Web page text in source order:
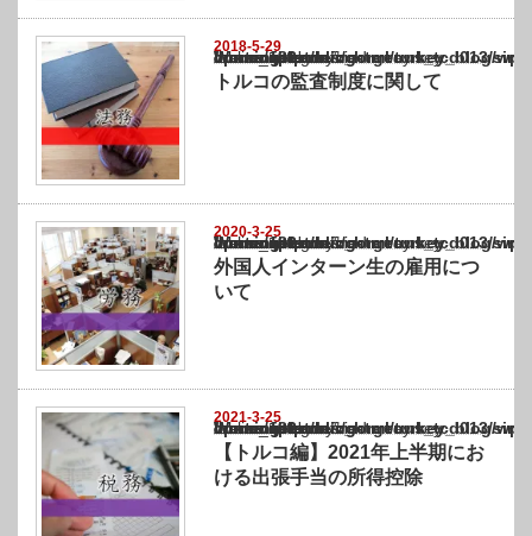
2018-5-29
Warning
: Undefined array key "show_category" in
/home/netst/kuno-cpa.co.jp/public_html/turkey_blog/wp-content/themes/
on line183
トルコの監査制度に関して
2020-3-25
Warning
: Undefined array key "show_category" in
/home/netst/kuno-cpa.co.jp/public_html/turkey_blog/wp-content/themes/
on line183
外国人インターン生の雇用につ
いて
2021-3-25
Warning
: Undefined array key "show_category" in
/home/netst/kuno-cpa.co.jp/public_html/turkey_blog/wp-content/themes/
on line183
【トルコ編】2021年上半期にお
ける出張手当の所得控除